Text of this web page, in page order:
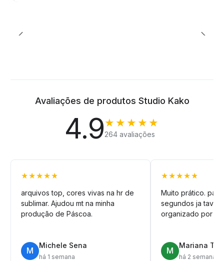
Avaliações de produtos Studio Kako
4.9★★★★★
264 avaliações
★★★★★
arquivos top, cores vivas na hr de
sublimar. Ajudou mt na minha
produção de Páscoa.
M
Michele Sena
há 1 semana
★★★★★
Muito prático.
segundos ja tava
organizado por
M
Mariana T.
há 2 semanas